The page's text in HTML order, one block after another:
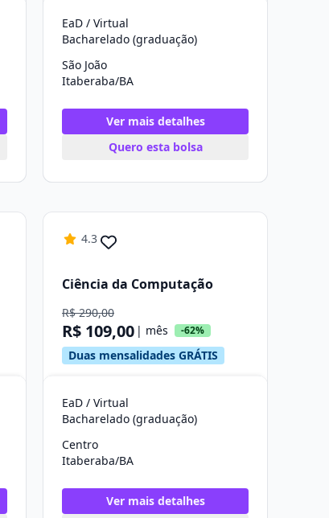
EaD / Virtual
Bacharelado (graduação)
São João
Itaberaba/BA
Ver mais detalhes
Quero esta bolsa
4.3
Ciência da Computação
R$ 290,00
R$ 109,00 | mês -62%
Duas mensalidades GRÁTIS
EaD / Virtual
Bacharelado (graduação)
Centro
Itaberaba/BA
Ver mais detalhes